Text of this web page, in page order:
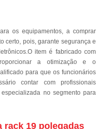
os equipamentos, a comprar
certo, pois, garante segurança e
item é fabricado com
a otimização e o
para que os funcionários
contar com profissionais
no segmento para
rack 19 polegadas